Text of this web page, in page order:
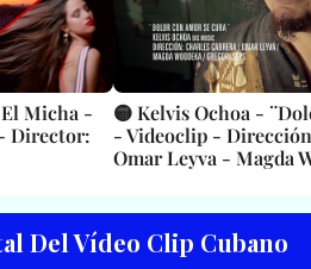
Micha -
Director:
🟡 Kelvis Ochoa -
- Videoclip -
Omar Leyva - Magda
Del Vídeo Clip Cubano